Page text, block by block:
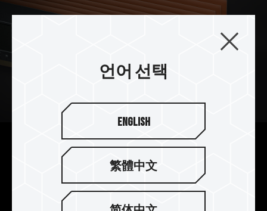
프리미엄 오버클럭킹 10레이어
10레이어 최적화된 PCB 보드를 사용하여 더 나은
언어 선택
English
繁體中文